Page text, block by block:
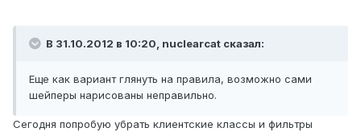
В 31.10.2012 в 10:20, nuclearcat сказал:
Еще как вариант глянуть на правила, возможно сами
шейперы нарисованы неправильно.
Сегодня попробую убрать клиентские классы и фильтры